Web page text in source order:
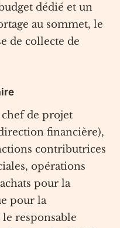
dédié et un
au sommet, le
de collecte de
de projet
financière),
contributrices
opérations
pour la
pour la
responsable